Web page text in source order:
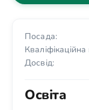
Посада:
Кваліфікаційна
Досвід:
Освіта